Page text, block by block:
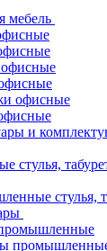
мебель
офисные
и
стулья,
стулья,